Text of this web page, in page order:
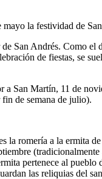
la festividad de
San Andrés. Como el
de fiestas, se
San Martín, 11 de
fin de semana de julio).
la romería a la ermita
pertenece al pueblo
las reliquias del